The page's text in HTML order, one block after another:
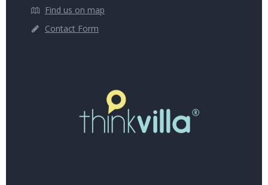
Find us on map
Contact Form